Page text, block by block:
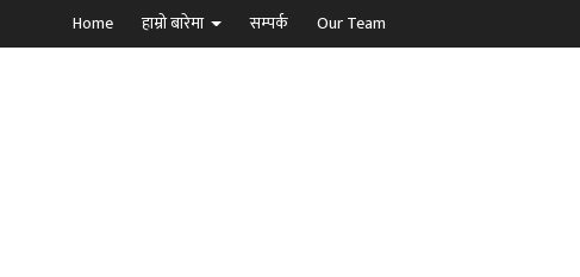
Home हाम्रो बारेमा सम्पर्क Our Team